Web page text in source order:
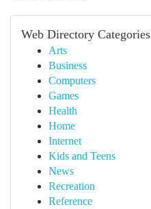
Web Directory Categories
Arts
Business
Computers
Games
Health
Home
Internet
Kids and Teens
News
Recreation
Reference